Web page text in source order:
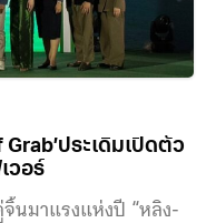
ประเดิมเปิดตัว
วอร์
นมาแรงแห่งปี “หลิง-